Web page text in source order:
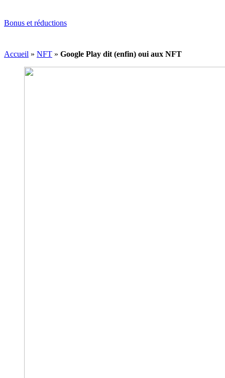
Bonus et réductions
Accueil » NFT » Google Play dit (enfin) oui aux NFT